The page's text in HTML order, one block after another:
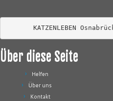
KATZENLEBEN
Über diese Seite
Helfen
Über uns
Kontakt